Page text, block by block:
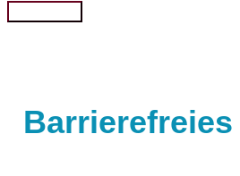
Hauptmenü
Barrierefreies